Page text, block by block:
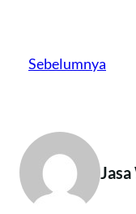
Sebelumnya